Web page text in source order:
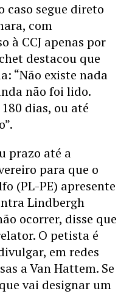
caso segue direto
com
à CCJ apenas por
destacou que
“Não existe nada
não foi lido.
dias, ou até
prazo até a
para que o
(PL-PE) apresente
Lindbergh
ocorrer, disse que
O petista é
em redes
a Van Hattem. Se
vai designar um